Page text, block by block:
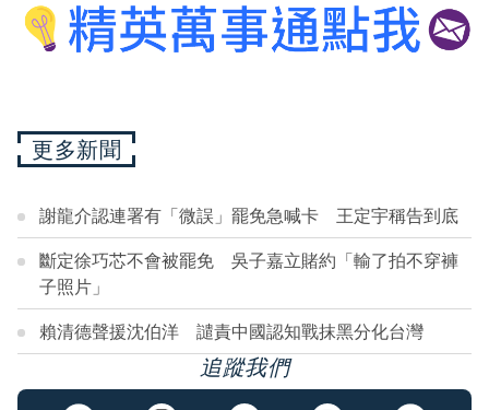
更多新聞
謝龍介認連署有「微誤」罷免急喊卡 王定宇稱告到底
斷定徐巧芯不會被罷免 吳子嘉立賭約「輸了拍不穿褲
子照片」
賴清德聲援沈伯洋 譴責中國認知戰抹黑分化台灣
追蹤我們